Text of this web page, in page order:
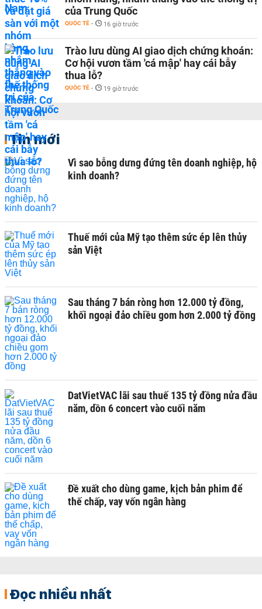
của Trung Quốc
QUỐC TẾ - 16 giờ trước
Trào lưu dùng AI giao dịch chứng khoán:
Cơ hội vươn tầm 'cá mập' hay cái bẫy
thua lỗ?
QUỐC TẾ - 19 giờ trước
Tin mới
Vì sao bỗng dưng đứng tên doanh nghiệp, hộ
kinh doanh?
Thuế mới của Mỹ tạo thêm sức ép lên thủy
sản Việt
Sau tháng 7 bán ròng hơn 12.000 tỷ đồng,
khối ngoại đảo chiều gom hơn 2.000 tỷ đồng
DatVietVAC lãi sau thuế 135 tỷ đồng nửa đầu
năm, dồn 6 concert vào cuối năm
Đề xuất cho dùng game, kịch bản phim để
thế chấp, vay vốn ngân hàng
Đọc nhiều nhất